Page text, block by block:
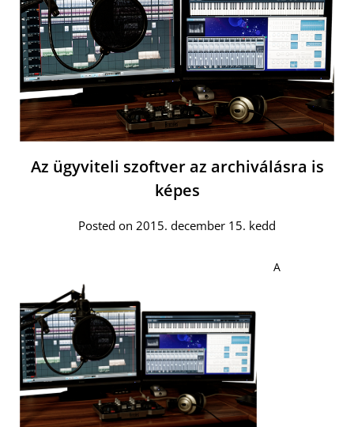
Az ügyviteli szoftver az archiválásra is
képes
Posted on 2015. december 15. kedd
A